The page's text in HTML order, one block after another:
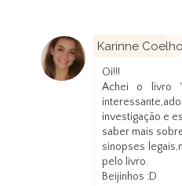
Karinne Coelho
Oi!!!
Achei o livro
investigação e
saber mais
sinopses
pelo livro.
Beijinhos :D